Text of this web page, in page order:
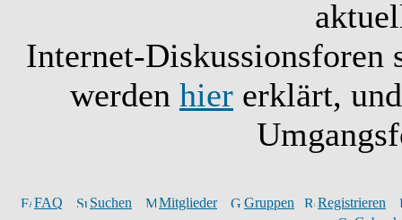
Internet-Diskussionsforen
werden hier erklärt,
FAQ Suchen Mitglieder Gruppen
Registrieren